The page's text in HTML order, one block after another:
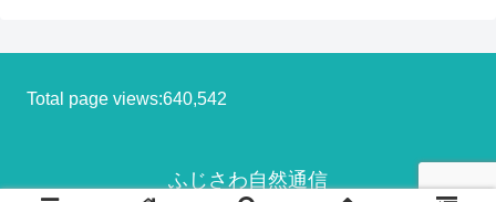
Total page views:640,542
ふじさわ自然通信